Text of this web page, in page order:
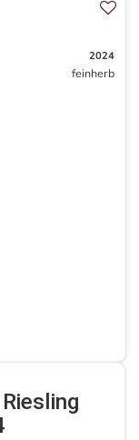
2024
feinherb